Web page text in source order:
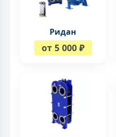
Ридан
от 5 000 ₽